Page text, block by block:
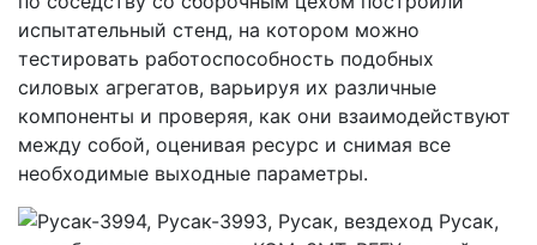
испытательный стенд, на котором можно
тестировать работоспособность подобных
силовых агрегатов, варьируя их различные
компоненты и проверяя, как они взаимодействуют
между собой, оценивая ресурс и снимая все
необходимые выходные параметры.